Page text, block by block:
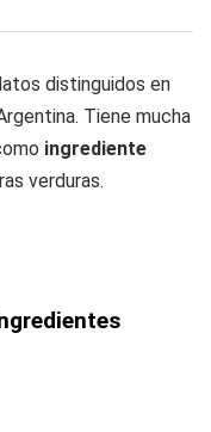
distinguidos en
Tiene mucha
ingrediente
verduras.